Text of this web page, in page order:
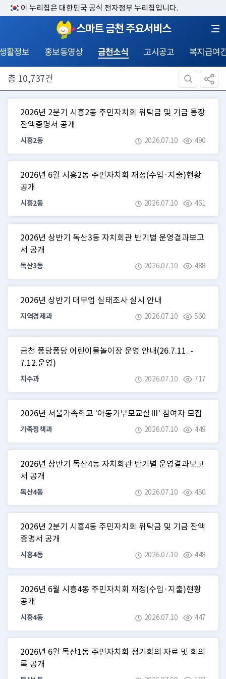
이 누리집은 대한민국 공식 전자정부 누리집입니다.
스마트 금천 주요서비스
활정보 홍보동영상 금천소식 고시공고 복지급여
총 10,737건
2026년 2분기 시흥2동 주민자치회 위탁금 및 기금 통장
잔액증명서 공개
시흥2동 2026.07.10 490
2026년 6월 시흥2동 주민자치회 재정(수입·지출)현황
공개
시흥2동 2026.07.10 461
2026년 상반기 독산3동 자치회관 반기별 운영결과보고
서 공개
독산3동 2026.07.10 488
2026년 상반기 대부업 실태조사 실시 안내
지역경제과 2026.07.10 560
금천 퐁당퐁당 어린이물놀이장 운영 안내(26.7.11. -
7.12.운영)
치수과 2026.07.10 717
2026년 서울가족학교 '아동기부모교실Ⅲ' 참여자 모집
가족정책과 2026.07.10 449
2026년 상반기 독산4동 자치회관 반기별 운영결과보고
서 공개
독산4동 2026.07.10 450
2026년 2분기 시흥4동 주민자치회 위탁금 및 기금 잔액
증명서 공개
시흥4동 2026.07.10 448
2026년 6월 시흥4동 주민자치회 재정(수입·지출)현황
공개
시흥4동 2026.07.10 447
2026년 6월 독산1동 주민자치회 정기회의 자료 및 회의
록 공개